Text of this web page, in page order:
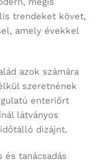
trendeket követ,
amely évekkel
azok számára
szeretnének
enteriőrt
látványos
dizájnt.
tanácsadás